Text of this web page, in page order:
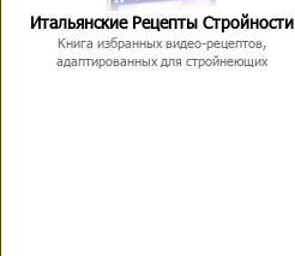
Итальянские Рецепты Стройности
Книга избранных видео-рецептов,
адаптированных для стройнеющих